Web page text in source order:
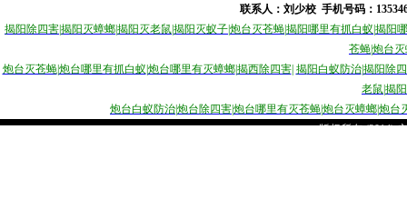
联系人：刘少校 手机号码：
揭阳除四害揭阳灭蟑螂揭阳灭老鼠揭阳灭蚁子炮台灭苍蝇揭阳哪里有抓白蚁 揭阳
苍蝇炮台
炮台灭苍蝇|炮台哪里有抓白蚁 炮台哪里有灭蟑螂|揭西除四害| 揭阳白蚁防治|揭阳除
老鼠揭
炮台白蚁防治炮台除四害炮台哪里有灭苍蝇炮台灭蟑螂炮台
版权所有 (2014)